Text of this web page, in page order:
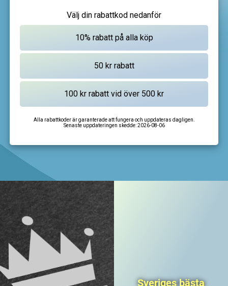
Välj din rabattkod nedanför
Alla rabattkoder är garanterade att fungera och uppdateras dagligen.
Senaste uppdateringen skedde:2026-08-06
Sveriges bästa